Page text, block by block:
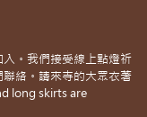
。我們接受線上點燈祈
絡。請來寺的大眾衣著
long skirts are